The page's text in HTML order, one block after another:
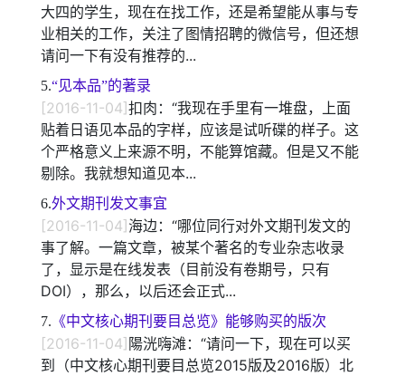
大四的学生，现在在找工作，还是希望能从事与专
业相关的工作，关注了图情招聘的微信号，但还想
请问一下有没有推荐的...
5.“见本品”的著录
[2016-11-04]扣肉：“我现在手里有一堆盘，上面
贴着日语见本品的字样，应该是试听碟的样子。这
个严格意义上来源不明，不能算馆藏。但是又不能
剔除。我就想知道见本...
6.外文期刊发文事宜
[2016-11-04]海边：“哪位同行对外文期刊发文的
事了解。一篇文章，被某个著名的专业杂志收录
了，显示是在线发表（目前没有卷期号，只有
DOI），那么，以后还会正式...
7. 《中文核心期刊要目总览》能够购买的版次
[2016-11-04]陽洸嗨滩：“请问一下，现在可以买
到（中文核心期刊要目总览2015版及2016版）北